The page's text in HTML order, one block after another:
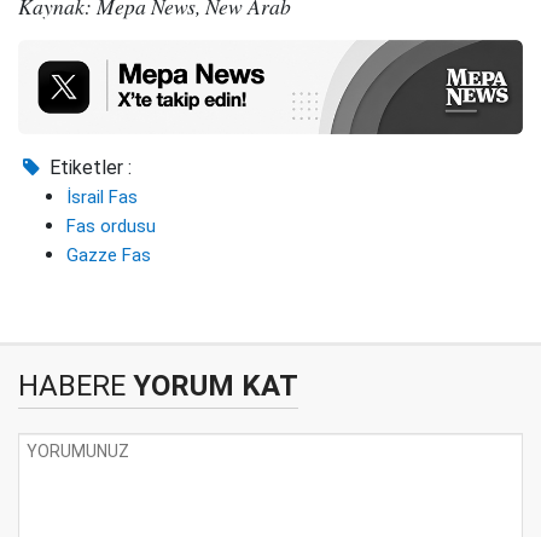
Kaynak: Mepa News, New Arab
Etiketler :
İsrail Fas
Fas ordusu
Gazze Fas
HABERE YORUM KAT